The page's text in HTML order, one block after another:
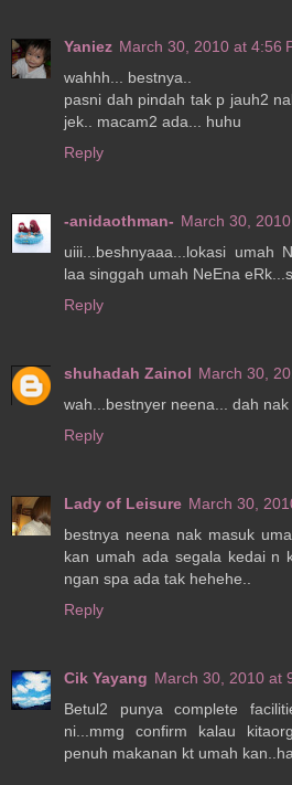
Yaniez March 30, 2010 at 4:56
wahhh... bestnya..
pasni dah pindah tak p jauh2
jek.. macam2 ada... huhu
Reply
-anidaothman- March 30,
uiii...beshnyaaa...lokasi umah
laa singgah umah NeEna
Reply
shuhadah Zainol March 30,
wah...bestnyer neena... dah
Reply
Lady of Leisure March 30,
bestnya neena nak masuk
kan umah ada segala kedai n
ngan spa ada tak hehehe..
Reply
Cik Yayang March 30, 2010 at
Betul2 punya complete
ni...mmg confirm kalau
penuh makanan kt umah